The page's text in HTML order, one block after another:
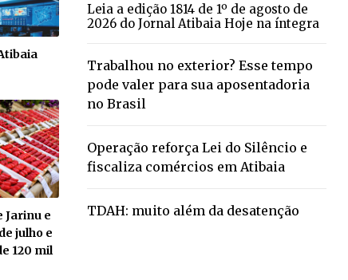
Jarinu e
julho e
120 mil
Leia a edição 1814 de 1º de agosto de
2026 do Jornal Atibaia Hoje na íntegra
Trabalhou no exterior? Esse tempo
pode valer para sua aposentadoria
no Brasil
Operação reforça Lei do Silêncio e
fiscaliza comércios em Atibaia
TDAH: muito além da desatenção